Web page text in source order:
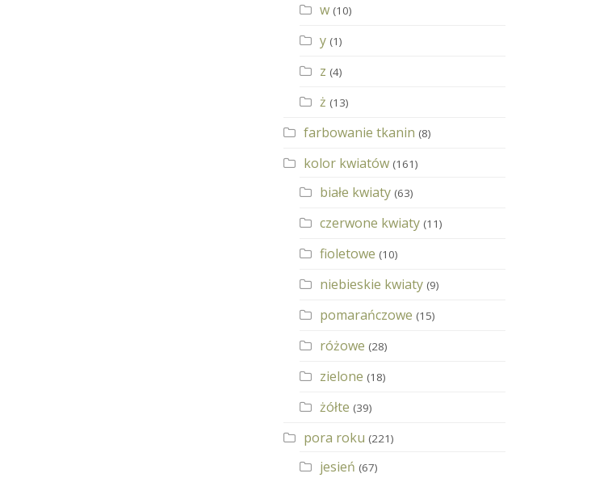
w (10)
y (1)
z (4)
ż (13)
farbowanie tkanin (8)
kolor kwiatów (161)
białe kwiaty (63)
czerwone kwiaty (11)
fioletowe (10)
niebieskie kwiaty (9)
pomarańczowe (15)
różowe (28)
zielone (18)
żółte (39)
pora roku (221)
jesień (67)